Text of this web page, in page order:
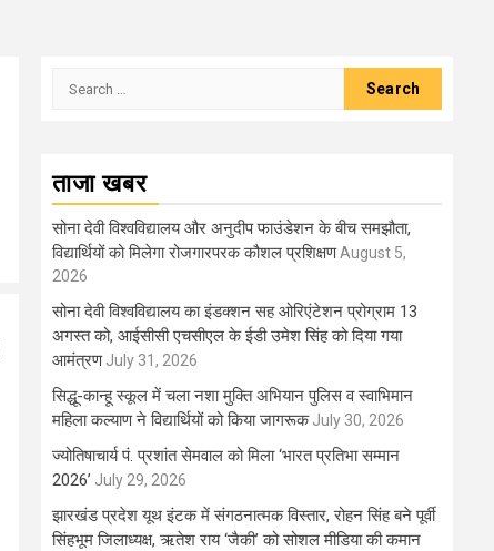
Search
ताजा खबर
सोना देवी विश्वविद्यालय और अनुदीप फाउंडेशन के बीच समझौता,
विद्यार्थियों को मिलेगा रोजगारपरक कौशल प्रशिक्षणAugust 5,
2026
सोना देवी विश्वविद्यालय का इंडक्शन सह ओरिएंटेशन प्रोग्राम 13
अगस्त को, आईसीसी एचसीएल के ईडी उमेश सिंह को दिया गया
आमंत्रण July 31, 2026
सिद्धू-कान्हू स्कूल में चला नशा मुक्ति अभियान पुलिस व स्वाभिमान
महिला कल्याण ने विद्यार्थियों को किया जागरूक July 30, 2026
ज्योतिषाचार्य पं. प्रशांत सेमवाल को मिला ‘भारत प्रतिभा सम्मान
2026’ July 29, 2026
झारखंड प्रदेश यूथ इंटक में संगठनात्मक विस्तार, रोहन सिंह बने पूर्वी
सिंहभूम जिलाध्यक्ष, ऋतेश राय ‘जैकी’ को सोशल मीडिया की कमान